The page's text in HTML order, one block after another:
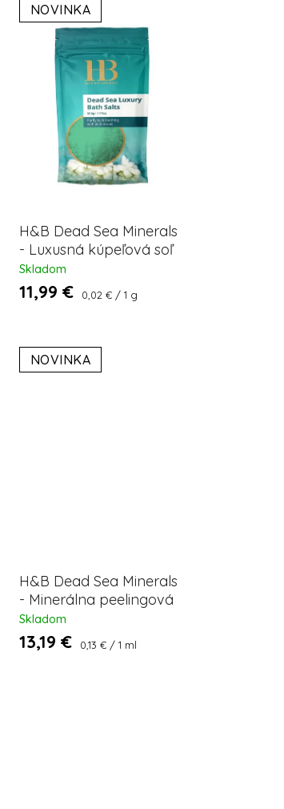
NOVINKA
H&B Dead Sea Minerals
- Luxusná kúpeľová soľ
z Mŕtveho mora zelená
- jablko 500g
Skladom
11,99 €
Jednotková
0,02 € / 1 g
NOVINKA
H&B Dead Sea Minerals
- Minerálna peelingová
maska ​​100ml
Skladom
13,19 €
Jednotková
0,13 € / 1 ml